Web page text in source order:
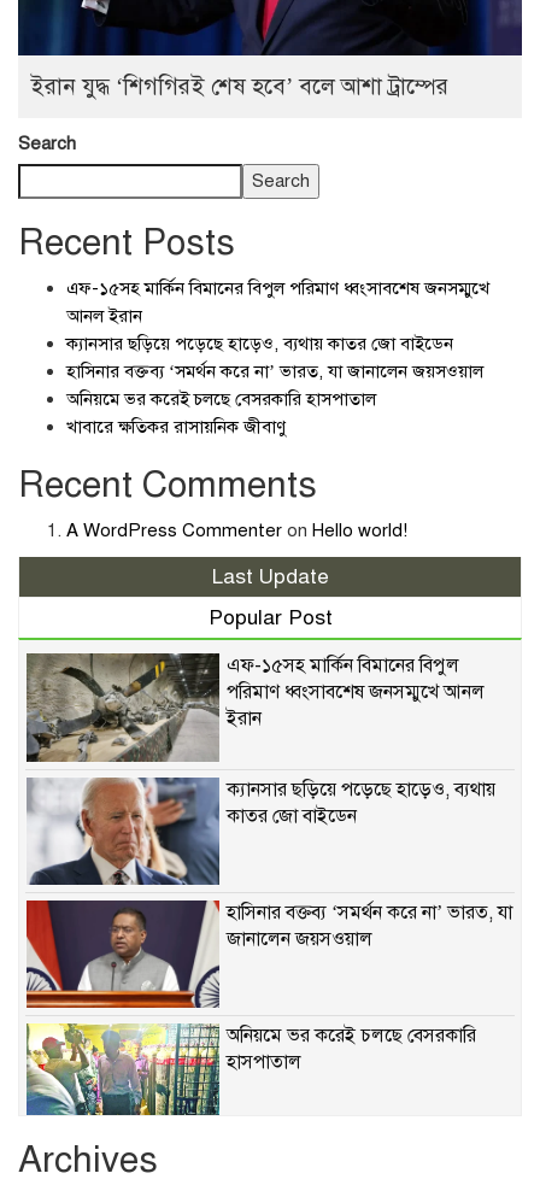
ইরান যুদ্ধ ‘শিগগিরই শেষ হবে’ বলে আশা ট্রাম্পের
Search
Search
Recent Posts
এফ-১৫সহ মার্কিন বিমানের বিপুল পরিমাণ ধ্বংসাবশেষ জনসম্মুখে
আনল ইরান
ক্যানসার ছড়িয়ে পড়েছে হাড়েও, ব্যথায় কাতর জো বাইডেন
হাসিনার বক্তব্য ‘সমর্থন করে না’ ভারত, যা জানালেন জয়সওয়াল
অনিয়মে ভর করেই চলছে বেসরকারি হাসপাতাল
খাবারে ক্ষতিকর রাসায়নিক জীবাণু
Recent Comments
A WordPress Commenter on Hello world!
Last Update
Popular Post
এফ-১৫সহ মার্কিন বিমানের বিপুল
পরিমাণ ধ্বংসাবশেষ জনসম্মুখে আনল
ইরান
ক্যানসার ছড়িয়ে পড়েছে হাড়েও, ব্যথায়
কাতর জো বাইডেন
হাসিনার বক্তব্য ‘সমর্থন করে না’ ভারত, যা
জানালেন জয়সওয়াল
অনিয়মে ভর করেই চলছে বেসরকারি
হাসপাতাল
Archives